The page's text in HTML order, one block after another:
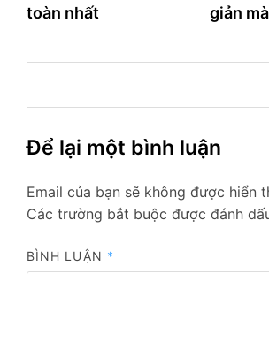
viết
toàn nhất
giản
Để lại một bình luận
Email của bạn sẽ không được hiển
Các trường bắt buộc được đánh
BÌNH LUẬN *